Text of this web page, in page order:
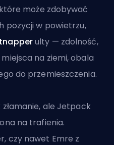
może zdobywać
pozycji w powietrzu,
ulty — zdolność,
na ziemi, obala
do przemieszczenia.
ale Jetpack
na trafienia.
czy nawet Emre z